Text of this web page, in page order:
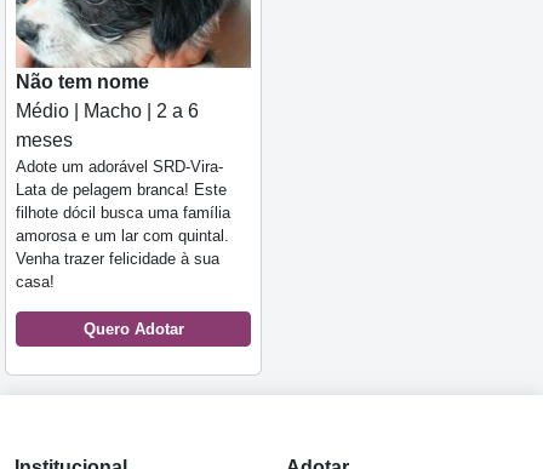
Não tem nome
Médio | Macho | 2 a 6
meses
Adote um adorável SRD-Vira-
Lata de pelagem branca! Este
filhote dócil busca uma família
amorosa e um lar com quintal.
Venha trazer felicidade à sua
casa!
Quero Adotar